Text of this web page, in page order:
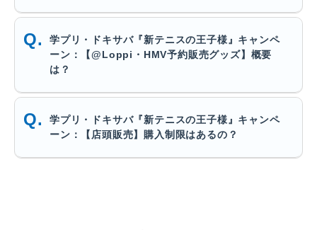
学プリ・ドキサバ『新テニスの王子様』キャンペ
ーン：【@Loppi・HMV予約販売グッズ】概要
は？
学プリ・ドキサバ『新テニスの王子様』キャンペ
ーン：【店頭販売】購入制限はあるの？